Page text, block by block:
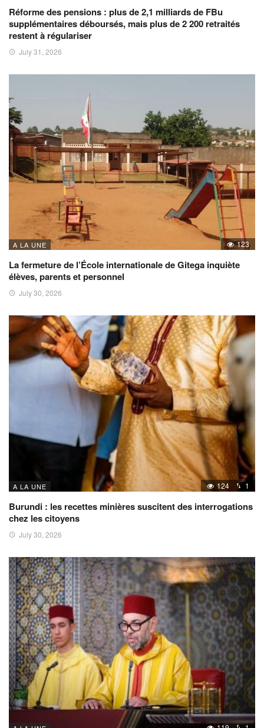
Réforme des pensions : plus de 2,1 milliards de FBu
supplémentaires déboursés, mais plus de 2 200 retraités
restent à régulariser
July 31, 2026
A LA UNE 123
La fermeture de l’École internationale de Gitega inquiète
élèves, parents et personnel
July 30, 2026
A LA UNE 124 1
Burundi : les recettes minières suscitent des interrogations
chez les citoyens
July 30, 2026